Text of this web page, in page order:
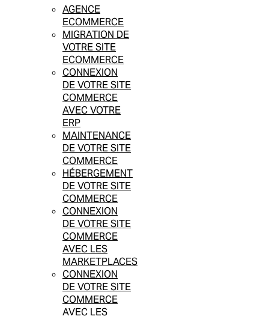
AGENCE
ECOMMERCE
MIGRATION DE
VOTRE SITE
ECOMMERCE
CONNEXION
DE VOTRE SITE
COMMERCE
AVEC VOTRE
ERP
MAINTENANCE
DE VOTRE SITE
COMMERCE
HÉBERGEMENT
DE VOTRE SITE
COMMERCE
CONNEXION
DE VOTRE SITE
COMMERCE
AVEC LES
MARKETPLACES
CONNEXION
DE VOTRE SITE
COMMERCE
AVEC LES